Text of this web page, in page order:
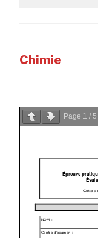
Chimie
Page 1 / 5